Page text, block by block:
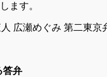
し ます。
広瀬めぐみ 第二東京
答弁